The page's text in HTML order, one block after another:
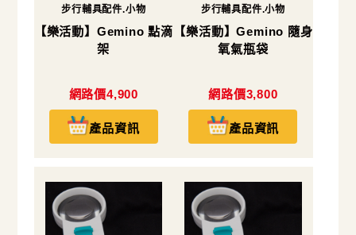
步行輔具配件.小物
【樂活動】Gemino 點滴
架
網路價4,900
產品資訊
步行輔具配件.小物
【樂活動】Gemino 隨身
氧氣瓶袋
網路價3,800
產品資訊